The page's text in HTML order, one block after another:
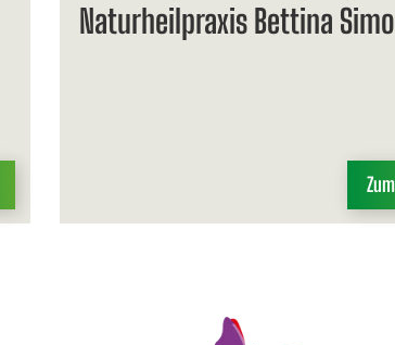
Naturheilpraxis Bettina